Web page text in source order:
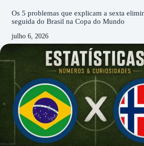
Os 5 problemas que explicam a sexta
seguida do Brasil na Copa do Mundo
julho 6, 2026